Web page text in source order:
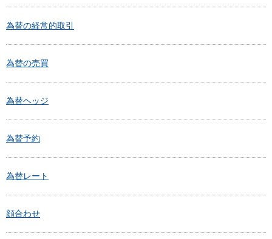
為替の経常的取引
為替の売買
為替ヘッジ
為替予約
為替レート
顔合わせ